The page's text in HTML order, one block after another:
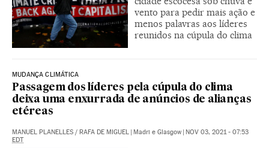
vento para pedir mais ação e
menos palavras aos líderes
reunidos na cúpula do clima
MUDANÇA CLIMÁTICA
Passagem dos líderes pela cúpula do clima
deixa uma enxurrada de anúncios de alianças
etéreas
MANUEL PLANELLES / RAFA DE MIGUEL | Madri e Glasgow | NOV 03, 2021 - 07:53
EDT